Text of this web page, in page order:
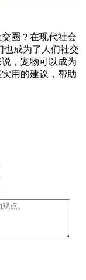
圈？在现代社会
也成为了人们社交
，宠物可以成为
用的建议，帮助